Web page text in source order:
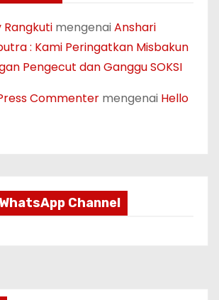
Rangkuti mengenaiAnshari
: Kami Peringatkan Misbakun
Pengecut dan Ganggu SOKSI
Commenter mengenai Hello
Channel